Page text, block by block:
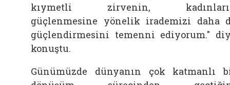
kıymetli zirvenin,
güçlenmesine yönelik irademizi daha
güçlendirmesini temenni ediyorum."
konuştu.
Günümüzde dünyanın çok katmanlı